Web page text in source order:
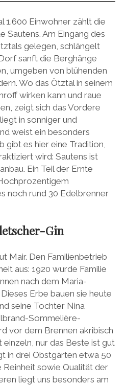
1.600 Einwohner zählt die
Sautens. Am Eingang des
gelegen, schlängelt
sanft die Berghänge
umgeben von blühenden
Wo das Ötztal in seinem
wirken kann und raue
zeigt sich das Vordere
in sonniger und
weist ein besonders
gibt es hier eine Tradition,
wird: Sautens ist
Ein Teil der Ernte
noch rund 30 Edelbrenner
Gin
Mair. Den Familienbetrieb
aus: 1920 wurde Familie
nach dem Maria-
Erbe bauen sie heute
seine Tochter Nina
Sommelière-
vor dem Brennen akribisch
einzeln, nur das Beste ist gut
in drei Obstgärten etwa 50
Reinheit sowie Qualität der
liegt uns besonders am